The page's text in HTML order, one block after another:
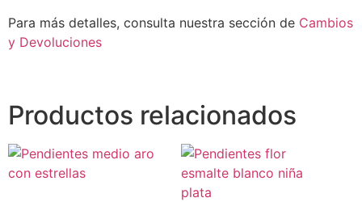
Para más detalles, consulta nuestra sección de Cambios
y Devoluciones
Productos relacionados